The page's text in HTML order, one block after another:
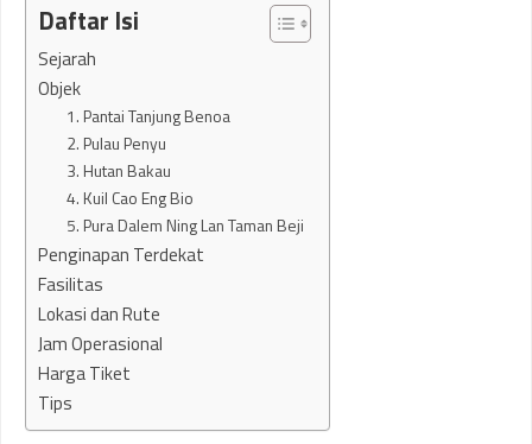
Daftar Isi
Sejarah
Objek
1. Pantai Tanjung Benoa
2. Pulau Penyu
3. Hutan Bakau
4. Kuil Cao Eng Bio
5. Pura Dalem Ning Lan Taman Beji
Penginapan Terdekat
Fasilitas
Lokasi dan Rute
Jam Operasional
Harga Tiket
Tips